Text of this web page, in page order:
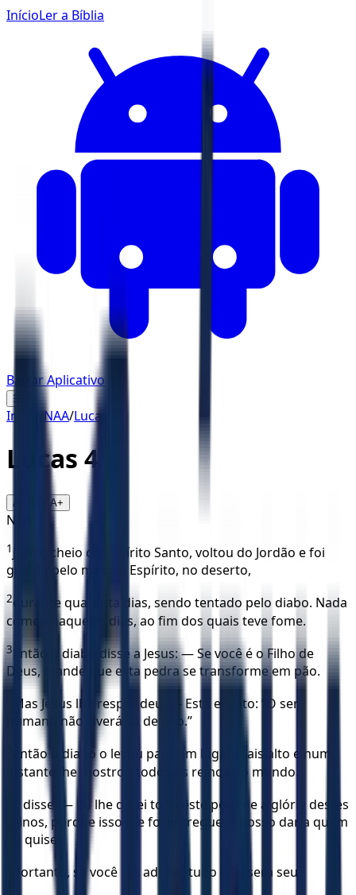
InícioLer a Bíblia
Baixar Aplicativo
☰
Início NAA/Lucas
Lucas 4
A- A+
NAA
1 Jesus, cheio do Espírito Santo, voltou do Jordão e foi
guiado pelo mesmo Espírito, no deserto,
2durante quarenta dias, sendo tentado pelo diabo. Nada
comeu naqueles dias, ao fim dos quais teve fome.
3
Então o diabo disse a Jesus: — Se você é o Filho de
Deus, mande que esta pedra se transforme em pão.
Mas Jesus lhe respondeu: — Está escrito: “O ser
humano não viverá só de pão.”
Então o diabo o levou para um lugar mais alto e num
instante lhe mostrou todos os reinos do mundo.
E disse: — Eu lhe darei todo este poder e a glória destes
reinos, porque isso me foi entregue, e posso dar a quem
eu quiser.
Portanto, se você me adorar, tudo isso será seu.